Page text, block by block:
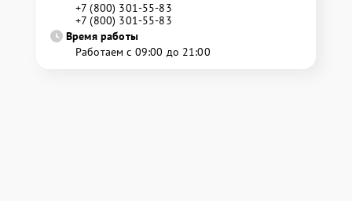
+7 (800) 301-55-83
+7 (800) 301-55-83
Время работы
Работаем с 09:00 до 21:00